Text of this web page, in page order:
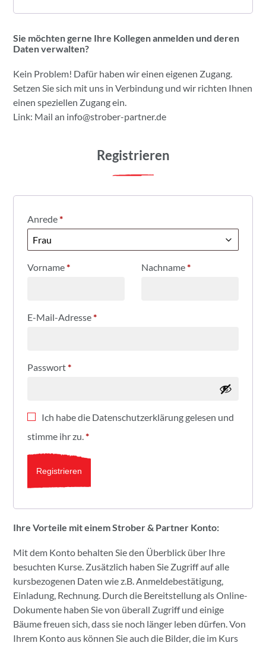
Sie möchten gerne Ihre Kollegen anmelden und deren
Daten verwalten?
Kein Problem! Dafür haben wir einen eigenen Zugang.
Setzen Sie sich mit uns in Verbindung und wir richten Ihnen
einen speziellen Zugang ein.
Link: Mail an info@strober-partner.de
Registrieren
Anrede*
Vorname* Nachname*
E-Mail-Adresse*
Passwort*
Ich habe die Datenschutzerklärung gelesen und
stimme ihr zu.*
Registrieren
Ihre Vorteile mit einem Strober & Partner Konto:
Mit dem Konto behalten Sie den Überblick über Ihre
besuchten Kurse. Zusätzlich haben Sie Zugriff auf alle
kursbezogenen Daten wie z.B. Anmeldebestätigung,
Einladung, Rechnung. Durch die Bereitstellung als Online-
Dokumente haben Sie von überall Zugriff und einige
Bäume freuen sich, dass sie noch länger leben dürfen. Von
Ihrem Konto aus können Sie auch die Bilder, die im Kurs